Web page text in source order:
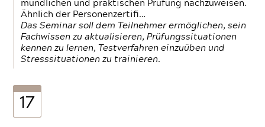
mündlichen und praktischen Prüfung nachzuweisen.
Ähnlich der Personenzertifi…
Das Seminar soll dem Teilnehmer ermöglichen, sein
Fachwissen zu aktualisieren, Prüfungssituationen
kennen zu lernen, Testverfahren einzuüben und
Stresssituationen zu trainieren.
17